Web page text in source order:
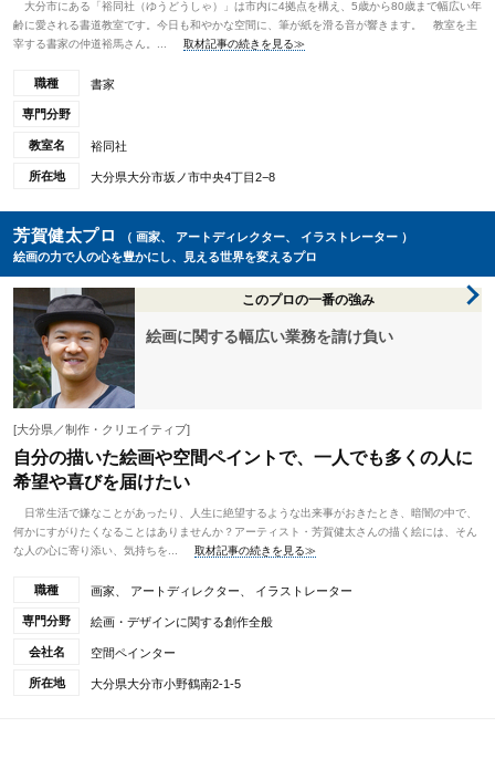
大分市にある「裕同社（ゆうどうしゃ）」は市内に4拠点を構え、5歳から80歳まで幅広い年
齢に愛される書道教室です。今日も和やかな空間に、筆が紙を滑る音が響きます。 教室を主
宰する書家の仲道裕馬さん。...
取材記事の続きを見る≫
職種 書家
専門分野
教室名 裕同社
所在地 大分県大分市坂ノ市中央4丁目2−8
芳賀健太プロ
（ 画家、 アートディレクター、 イラストレーター ）
絵画の力で人の心を豊かにし、見える世界を変えるプロ
このプロの一番の強み
絵画に関する幅広い業務を請け負い
[大分県／制作・クリエイティブ]
自分の描いた絵画や空間ペイントで、一人でも多くの人に
希望や喜びを届けたい
日常生活で嫌なことがあったり、人生に絶望するような出来事がおきたとき、暗闇の中で、
何かにすがりたくなることはありませんか？アーティスト・芳賀健太さんの描く絵には、そん
な人の心に寄り添い、気持ちを...
取材記事の続きを見る≫
職種 画家、 アートディレクター、 イラストレーター
専門分野 絵画・デザインに関する創作全般
会社名 空間ペインター
所在地 大分県大分市小野鶴南2-1-5